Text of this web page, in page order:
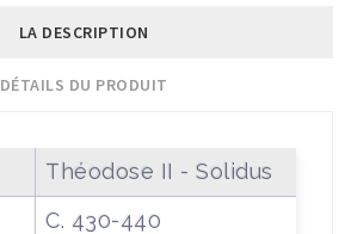
LA DESCRIPTION
DÉTAILS DU PRODUIT
Théodose II - Solidus
C. 430-440